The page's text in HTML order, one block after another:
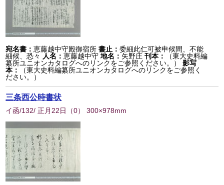
宛名書：恵藤越中守殿御宿所 書止：委細此仁可被申候間、不能
細候、恐々
人名：恵藤越中守 地名： 矢野庄 刊本：
（東大史料編
纂所ユニオンカタログへのリンクをご参照ください。）
影写
本：
（東大史料編纂所ユニオンカタログへのリンクをご参照く
ださい。）
三条西公時書状
イ函/132/ 正月22日 （0） 300×978mm